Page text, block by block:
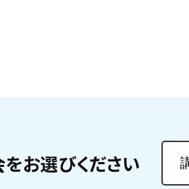
お選びください